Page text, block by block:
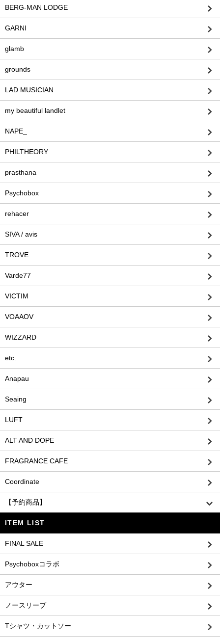
BERG-MAN LODGE
GARNI
glamb
grounds
LAD MUSICIAN
my beautiful landlet
NAPE_
PHILTHEORY
prasthana
Psychobox
rehacer
SIVA / avis
TROVE
Varde77
VICTIM
VOAAOV
WIZZARD
etc.
Anapau
Seaing
LUFT
ALT AND DOPE
FRAGRANCE CAFE
Coordinate
【予約商品】
ITEM LIST
FINAL SALE
Psychoboxコラボ
アウター
ノースリーブ
Tシャツ・カットソー